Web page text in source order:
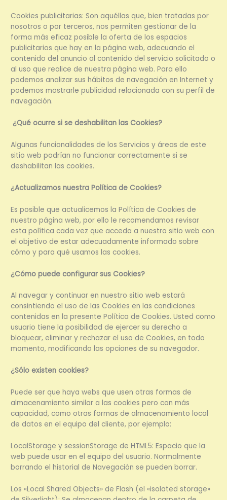
Cookies publicitarias: Son aquéllas que, bien tratadas por
nosotros o por terceros, nos permiten gestionar de la
forma más eficaz posible la oferta de los espacios
publicitarios que hay en la página web, adecuando el
contenido del anuncio al contenido del servicio solicitado o
al uso que realice de nuestra página web. Para ello
podemos analizar sus hábitos de navegación en Internet y
podemos mostrarle publicidad relacionada con su perfil de
navegación.
¿Qué ocurre si se deshabilitan las Cookies?
Algunas funcionalidades de los Servicios y áreas de este
sitio web podrían no funcionar correctamente si se
deshabilitan las cookies.
¿Actualizamos nuestra Política de Cookies?
Es posible que actualicemos la Política de Cookies de
nuestro página web, por ello le recomendamos revisar
esta política cada vez que acceda a nuestro sitio web con
el objetivo de estar adecuadamente informado sobre
cómo y para qué usamos las cookies.
¿Cómo puede configurar sus Cookies?
Al navegar y continuar en nuestro sitio web estará
consintiendo el uso de las Cookies en las condiciones
contenidas en la presente Política de Cookies. Usted como
usuario tiene la posibilidad de ejercer su derecho a
bloquear, eliminar y rechazar el uso de Cookies, en todo
momento, modificando las opciones de su navegador.
¿Sólo existen cookies?
Puede ser que haya webs que usen otras formas de
almacenamiento similar a las cookies pero con más
capacidad, como otras formas de almacenamiento local
de datos en el equipo del cliente, por ejemplo:
LocalStorage y sessionStorage de HTML5: Espacio que la
web puede usar en el equipo del usuario. Normalmente
borrando el historial de Navegación se pueden borrar.
Los «Local Shared Objects» de Flash (el «isolated storage»